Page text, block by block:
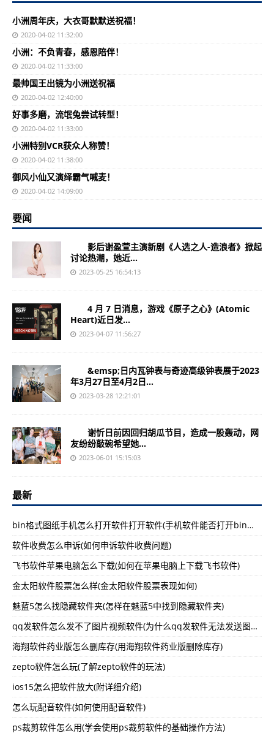
小洲周年庆，大衣哥默默送祝福！
2020-04-02 11:32:00
小洲：不负青春，感恩陪伴！
2020-04-02 11:33:00
最帅国王出镜为小洲送祝福
2020-04-02 12:40:00
好事多磨，流氓兔尝试转型！
2020-04-02 11:33:00
小洲特别VCR获众人称赞！
2020-04-02 11:38:00
御风小仙又演绎霸气喊麦！
2020-04-02 14:09:00
要闻
影后谢盈萱主演新剧《人选之人-造浪者》掀起
讨论热潮，她近...
2023-05-25 16:54:13
4 月 7 日消息，游戏《原子之心》(Atomic
Heart)近日发...
2023-04-07 11:56:27
&emsp;日内瓦钟表与奇迹高级钟表展于2023
年3月27日至4月2日...
2023-03-28 12:21:01
谢忻日前因回归胡瓜节目，造成一股轰动，网
友纷纷敲碗希望她...
2023-06-01 15:15:03
最新
bin格式图纸手机怎么打开软件打开软件(手机软件能否打开bin格式图纸)
软件收费怎么申诉(如何申诉软件收费问题)
飞书软件苹果电脑怎么下载(如何在苹果电脑上下载飞书软件)
金太阳软件股票怎么样(金太阳软件股票表现如何)
魅蓝5怎么找隐藏软件夹(怎样在魅蓝5中找到隐藏软件夹)
qq发软件怎么发不了图片视频软件(为什么qq发软件无法发送图片和视频)
海翔软件药业版怎么删库存(用海翔软件药业版删除库存)
zepto软件怎么玩(了解zepto软件的玩法)
ios15怎么把软件放大(附详细介绍)
怎么玩配音软件(如何使用配音软件)
ps裁剪软件怎么用(学会使用ps裁剪软件的基础操作方法)